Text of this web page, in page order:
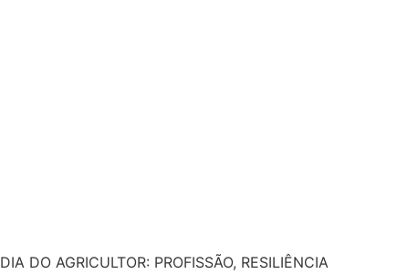
DIA DO AGRICULTOR: PROFISSÃO, RESILIÊNCIA